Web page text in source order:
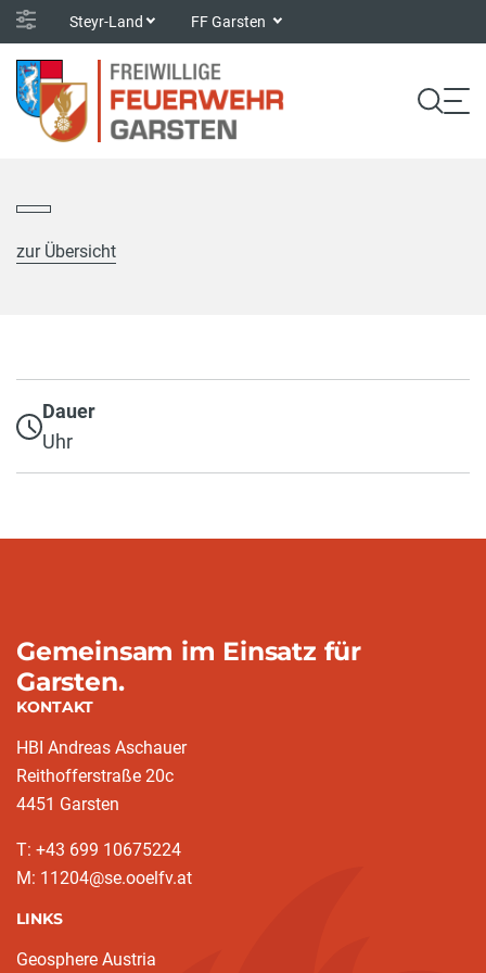
Steyr-Land FF Garsten
zur Übersicht
Dauer
Uhr
Gemeinsam im Einsatz für
Garsten.
KONTAKT
HBI Andreas Aschauer
Reithofferstraße 20c
4451 Garsten
T: ‭+43 699 10675224‬
M: 11204@se.ooelfv.at
LINKS
Geosphere Austria